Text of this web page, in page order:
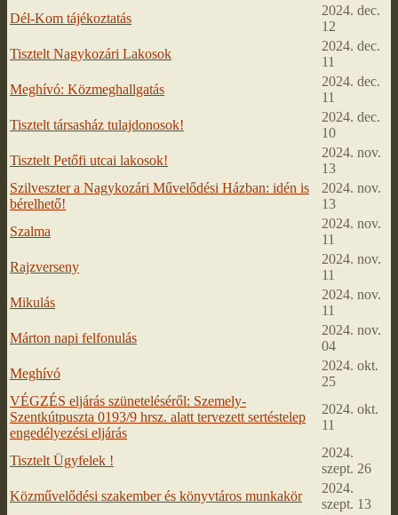
Dél-Kom tájékoztatás
2024. dec.
12
Tisztelt Nagykozári Lakosok
2024. dec.
11
Meghívó: Közmeghallgatás
2024. dec.
11
Tisztelt társasház tulajdonosok!
2024. dec.
10
Tisztelt Petőfi utcai lakosok!
2024. nov.
13
Szilveszter a Nagykozári Művelődési Házban: idén is
bérelhető!
2024. nov.
13
Szalma
2024. nov.
11
Rajzverseny
2024. nov.
11
Mikulás
2024. nov.
11
Márton napi felfonulás
2024. nov.
04
Meghívó
2024. okt.
25
VÉGZÉS eljárás szüneteléséről: Szemely-
Szentkútpuszta 0193/9 hrsz. alatt tervezett sertéstelep
engedélyezési eljárás
2024. okt.
11
Tisztelt Ügyfelek !
2024.
szept. 26
Közművelődési szakember és könyvtáros munkakör
2024.
szept. 13